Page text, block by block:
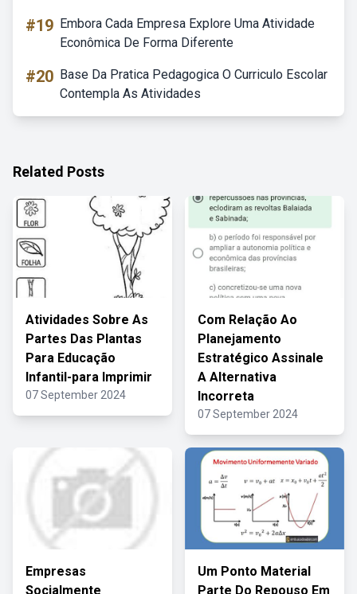
#19 Embora Cada Empresa Explore Uma Atividade
Econômica De Forma Diferente
#20 Base Da Pratica Pedagogica O Curriculo Escolar
Contempla As Atividades
Related Posts
Atividades Sobre As
Partes Das Plantas
Para Educação
Infantil-para Imprimir
07 September 2024
Com Relação Ao
Planejamento
Estratégico Assinale
A Alternativa
Incorreta
07 September 2024
Empresas
Socialmente
Um Ponto Material
Parte Do Repouso Em